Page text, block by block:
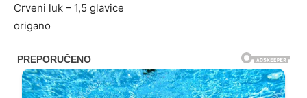
Crveni luk – 1,5 glavice
origano